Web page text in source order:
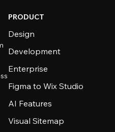
PRODUCT
Design
Development
Enterprise
Figma to Wix Studio
AI Features
Visual Sitemap